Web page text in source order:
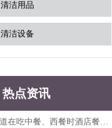
清洁用品
清洁设备
热点资讯
你知道在吃中餐、西餐时酒店餐具要如何摆放吗？